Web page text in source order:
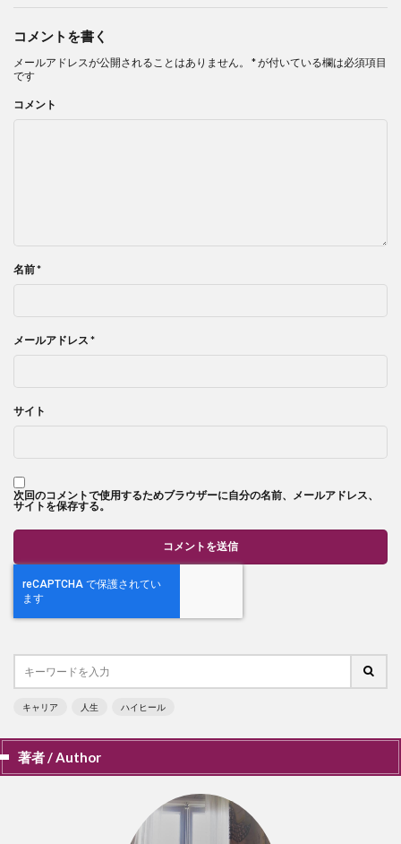
コメントを書く
メールアドレスが公開されることはありません。 *が付いている欄は必須項目
です
コメント
名前*
メールアドレス *
サイト
次回のコメントで使用するためブラウザーに自分の名前、メールアドレス、
サイトを保存する。
キャリア 人生 ハイヒール
著者 / Author